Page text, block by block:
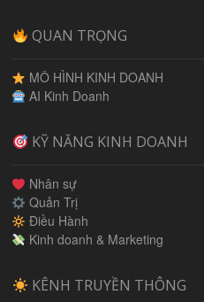
QUAN TRỌNG
MÔ HÌNH KINH DOANH
AI Kinh Doanh
KỸ NĂNG KINH DOANH
Nhân sự
Quản Trị
Điều Hành
Kinh doanh & Marketing
KÊNH TRUYỀN THÔNG